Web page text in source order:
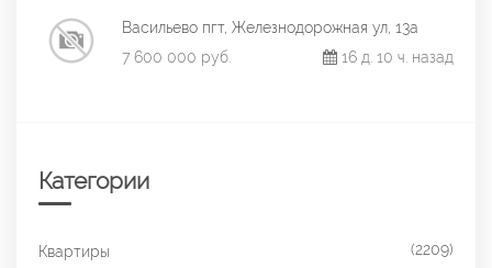
Васильево пгт, Железнодорожная ул, 13а
7 600 000 руб.
16 д. 10 ч. назад
Категории
Квартиры (2209)